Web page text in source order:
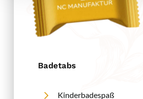
Badetabs
Kinderbadespaß